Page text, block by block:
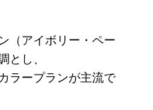
（アイボリー・ペー
とし、
ラープランが主流で